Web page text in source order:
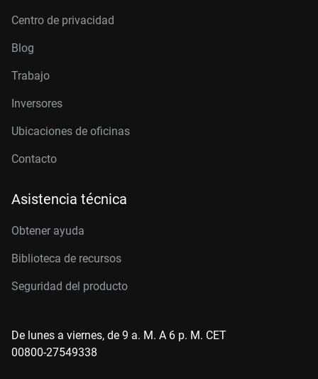
Centro de privacidad
Blog
Trabajo
Inversores
Ubicaciones de oficinas
Contacto
Asistencia técnica
Obtener ayuda
Biblioteca de recursos
Seguridad del producto
De lunes a viernes, de 9 a. M. A 6 p. M. CET
00800-27549338